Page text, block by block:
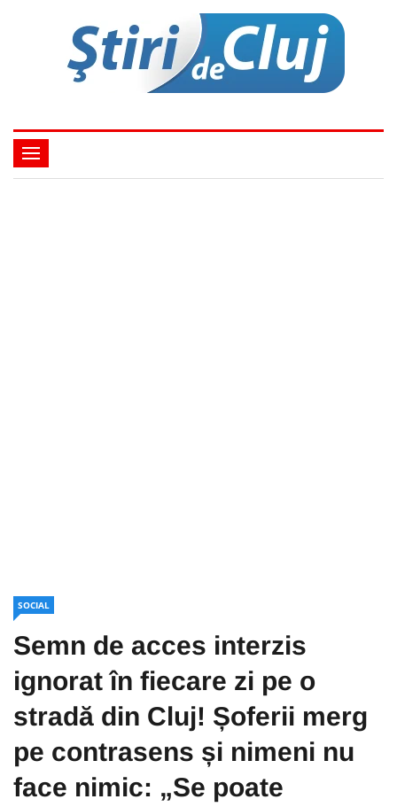
SOCIAL
Semn de acces interzis
ignorat în fiecare zi pe o
stradă din Cluj! Șoferii merg
pe contrasens și nimeni nu
face nimic: „Se poate